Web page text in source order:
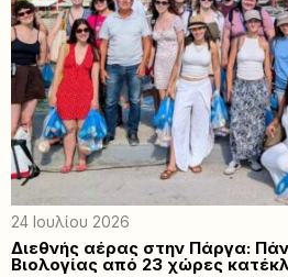
24 Ιουλίου 2026
Διεθνής αέρας στην Πάργα:
Βιολογίας από 23 χώρες